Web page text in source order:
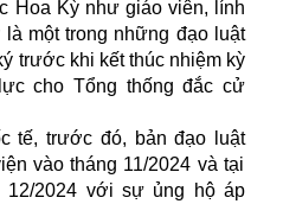
Hoa Kỳ như giáo viên, lính
một trong những đạo luật
trước khi kết thúc nhiệm kỳ
cho Tổng thống đắc cử
tế, trước đó, bản đạo luật
vào tháng 11/2024 và tại
12/2024 vớisự ủng hộ áp